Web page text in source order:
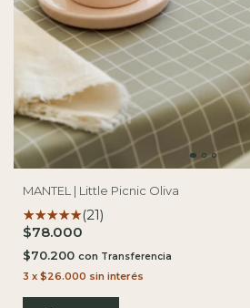
MANTEL | Little Picnic Oliva
(21)
$78.000
$70.200 con
3 x $26.000 sin interés